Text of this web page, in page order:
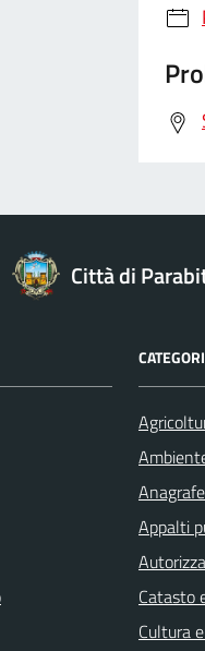
Città di
Appalti
Catasto
Cultura